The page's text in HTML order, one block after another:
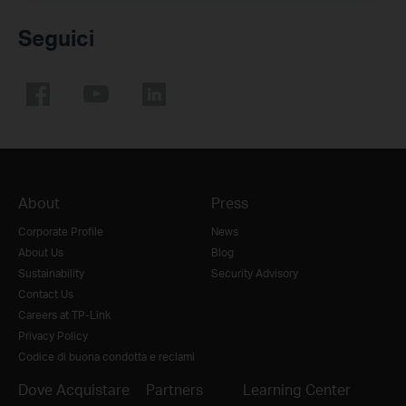
Seguici
About
Corporate Profile
About Us
Sustainability
Contact Us
Careers at TP-Link
Privacy Policy
Codice di buona condotta e reclami
Press
News
Blog
Security Advisory
Dove Acquistare Partners Learning Center